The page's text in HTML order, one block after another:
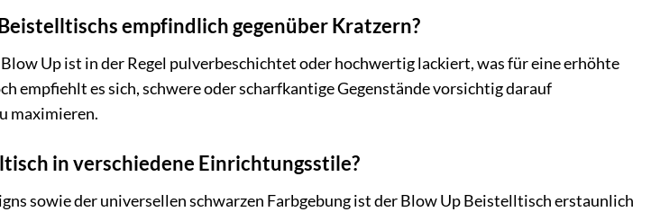
empfindlich gegenüber Kratzern?
Up ist in der Regel pulverbeschichtet oder hochwertig lackiert, was für eine erhöhte
empfiehlt es sich, schwere oder scharfkantige Gegenstände vorsichtig darauf
maximieren.
in verschiedene Einrichtungsstile?
sowie der universellen schwarzen Farbgebung ist der Blow Up Beistelltisch erstaunlich